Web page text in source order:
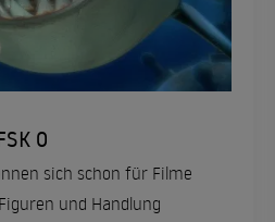
0
sich schon für Filme
und Handlung